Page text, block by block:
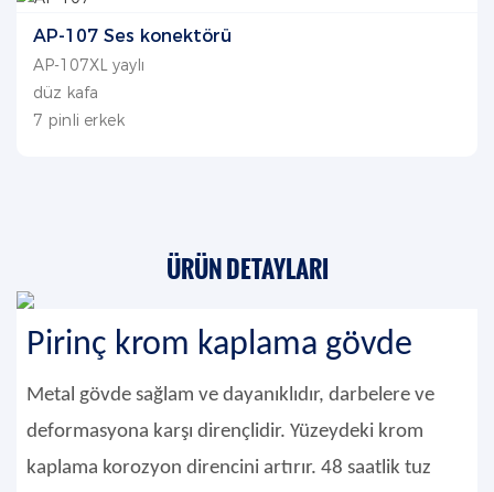
AP-107 Ses konektörü
AP-107XL yaylı
düz kafa
7 pinli erkek
ÜRÜN DETAYLARI
Pirinç krom kaplama gövde
Metal gövde sağlam ve dayanıklıdır, darbelere ve
deformasyona karşı dirençlidir. Yüzeydeki krom
kaplama korozyon direncini artırır. 48 saatlik tuz